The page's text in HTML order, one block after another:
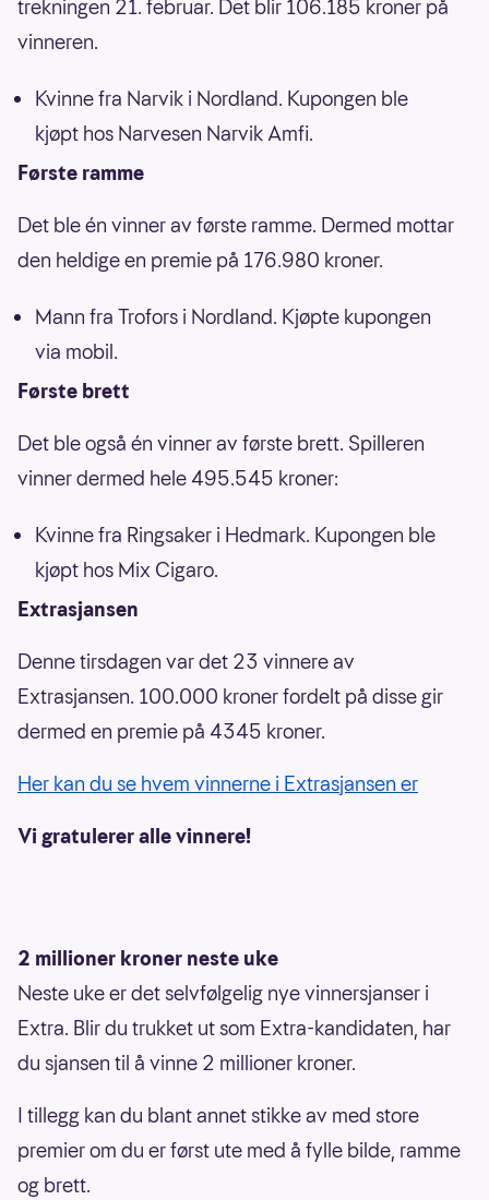
trekningen 21. februar. Det blir 106.185 kroner på
vinneren.
Kvinne fra Narvik i Nordland. Kupongen ble
kjøpt hos Narvesen Narvik Amfi.
Første ramme
Det ble én vinner av første ramme. Dermed mottar
den heldige en premie på 176.980 kroner.
Mann fra Trofors i Nordland. Kjøpte kupongen
via mobil.
Første brett
Det ble også én vinner av første brett. Spilleren
vinner dermed hele 495.545 kroner:
Kvinne fra Ringsaker i Hedmark. Kupongen ble
kjøpt hos Mix Cigaro.
Extrasjansen
Denne tirsdagen var det 23 vinnere av
Extrasjansen. 100.000 kroner fordelt på disse gir
dermed en premie på 4345 kroner.
Her kan du se hvem vinnerne i Extrasjansen er
Vi gratulerer alle vinnere!
2 millioner kroner neste uke
Neste uke er det selvfølgelig nye vinnersjanser i
Extra. Blir du trukket ut som Extra-kandidaten, har
du sjansen til å vinne 2 millioner kroner.
I tillegg kan du blant annet stikke av med store
premier om du er først ute med å fylle bilde, ramme
og brett.